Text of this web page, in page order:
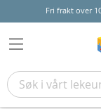
Fri frakt over